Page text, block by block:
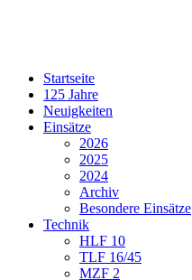
Startseite
125 Jahre
Neuigkeiten
Einsätze
2026
2025
2024
Archiv
Besondere Einsätze
Technik
HLF 10
TLF 16/45
MZF 2